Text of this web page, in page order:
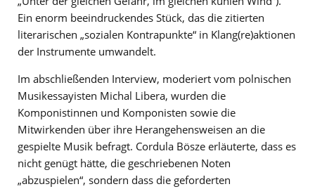
Ein enorm beeindruckendes Stück, das die zitierten
literarischen „sozialen Kontrapunkte“ in Klang(re)aktionen
der Instrumente umwandelt.
Im abschließenden Interview, moderiert vom polnischen
Musikessayisten Michal Libera, wurden die
Komponistinnen und Komponisten sowie die
Mitwirkenden über ihre Herangehensweisen an die
gespielte Musik befragt. Cordula Bösze erläuterte, dass es
nicht genügt hätte, die geschriebenen Noten
„abzuspielen“, sondern dass die geforderten